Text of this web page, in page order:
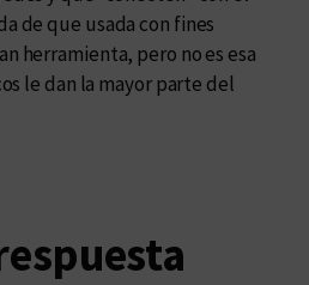
de que usada con fines
herramienta, pero no es esa
le dan la mayor parte del